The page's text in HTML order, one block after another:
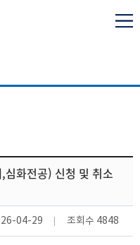
화전공) 신청 및 취소
04-29 조회수 4848